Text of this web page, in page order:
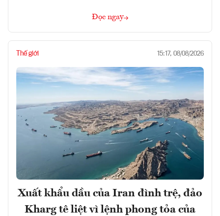
Đọc ngay
Thế giới 15:17, 08/08/2026
Xuất khẩu dầu của Iran đình trệ, đảo
Kharg tê liệt vì lệnh phong tỏa của